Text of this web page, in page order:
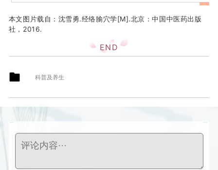
本文图片载自：沈雪勇.经络腧穴学[M].北京：中国中医药出版
社，2016.
END
科普及养生